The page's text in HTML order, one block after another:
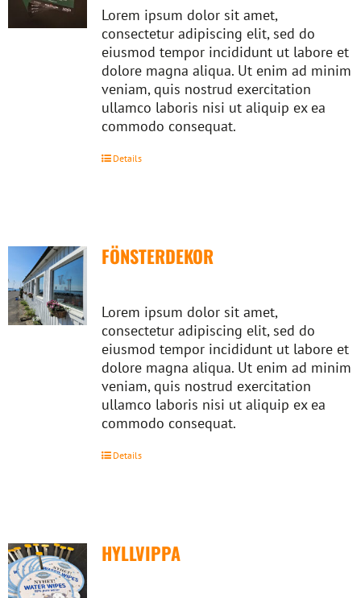
Lorem ipsum dolor sit amet,
consectetur adipiscing elit, sed do
eiusmod tempor incididunt ut labore et
dolore magna aliqua. Ut enim ad minim
veniam, quis nostrud exercitation
ullamco laboris nisi ut aliquip ex ea
commodo consequat.
Details
FÖNSTERDEKOR
Lorem ipsum dolor sit amet,
consectetur adipiscing elit, sed do
eiusmod tempor incididunt ut labore et
dolore magna aliqua. Ut enim ad minim
veniam, quis nostrud exercitation
ullamco laboris nisi ut aliquip ex ea
commodo consequat.
Details
HYLLVIPPA